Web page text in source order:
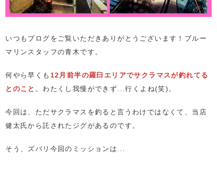
いつもブログをご覧いただきありがとうございます！ブルー
マリンスタッフの青木です。
何やら早くも 12月前半の羅臼エリアでサクラマスが釣れてる
とのこと 。わたくし我慢ができず...行くよね(笑)。
今回は、ただサクラマスを釣ると言うわけではなくて、当店
健太氏から託されたジグがあるのです。
そう、ズバリ今回のミッションは...